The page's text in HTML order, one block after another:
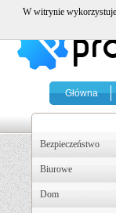
Główna
Bezpieczeństwo
Biurowe
Dom
W witrynie